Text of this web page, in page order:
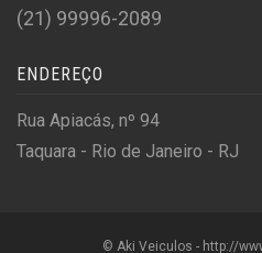
(21) 99996-2089
ENDEREÇO
Rua Apiacás, nº 94
Taquara - Rio de Janeiro - RJ
© Aki Veiculos - http://